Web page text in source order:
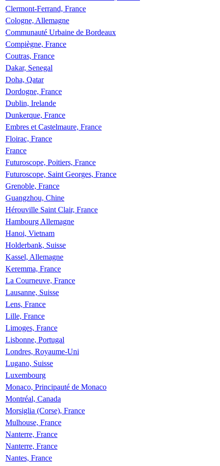
Clermont-Ferrand, France
Cologne, Allemagne
Communauté Urbaine de Bordeaux
Compiègne, France
Coutras, France
Dakar, Senegal
Doha, Qatar
Dordogne, France
Dublin, Irelande
Dunkerque, France
Embres et Castelmaure, France
Floirac, France
France
Futuroscope, Poitiers, France
Futuroscope, Saint Georges, France
Grenoble, France
Guangzhou, Chine
Hérouville Saint Clair, France
Hambourg Allemagne
Hanoi, Vietnam
Holderbank, Suisse
Kassel, Allemagne
Keremma, France
La Courneuve, France
Lausanne, Suisse
Lens, France
Lille, France
Limoges, France
Lisbonne, Portugal
Londres, Royaume-Uni
Lugano, Suisse
Luxembourg
Monaco, Principauté de Monaco
Montréal, Canada
Morsiglia (Corse), France
Mulhouse, France
Nanterre, France
Nanterre, France
Nantes, France